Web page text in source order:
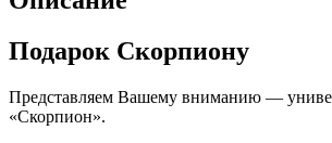
Подарок Скорпиону
Представляем Вашему вниманию —
«Скорпион».